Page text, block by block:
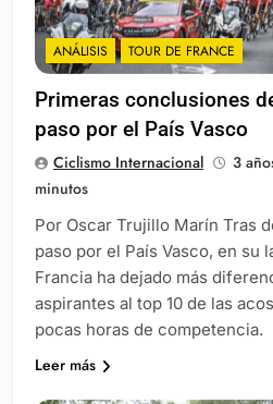
ANÁLISIS TOUR DE FRANCE
Primeras conclusiones
paso por el País Vasco
Ciclismo Internacional 3
minutos
Por Oscar Trujillo Marín Tras
paso por el País Vasco, en su
Francia ha dejado más
aspirantes al top 10 de las
pocas horas de competencia.
Leer más